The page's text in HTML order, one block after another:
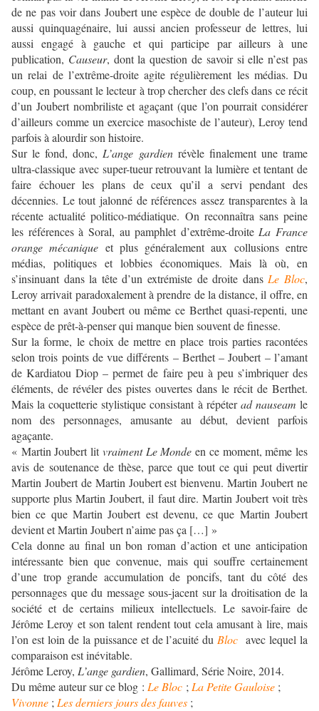
de ne pas voir dans Joubert une espèce de double de l’auteur lui
aussi quinquagénaire, lui aussi ancien professeur de lettres, lui
aussi engagé à gauche et qui participe par ailleurs à une
publication, Causeur, dont la question de savoir si elle n’est pas
un relai de l’extrême-droite agite régulièrement les médias. Du
coup, en poussant le lecteur à trop chercher des clefs dans ce récit
d’un Joubert nombriliste et agaçant (que l’on pourrait considérer
d’ailleurs comme un exercice masochiste de l’auteur), Leroy tend
parfois à alourdir son histoire.
Sur le fond, donc, L’ange gardienrévèle finalement une trame
ultra-classique avec super-tueur retrouvant la lumière et tentant de
faire échouer les plans de ceux qu’il a servi pendant des
décennies. Le tout jalonné de références assez transparentes à la
récente actualité politico-médiatique. On reconnaîtra sans peine
les références à Soral, au pamphlet d’extrême-droite La France
orange mécanique et plus généralement aux collusions entre
médias, politiques et lobbies économiques. Mais là où, en
s’insinuant dans la tête d’un extrémiste de droite dans Le Bloc,
Leroy arrivait paradoxalement à prendre de la distance, il offre, en
mettant en avant Joubert ou même ce Berthet quasi-repenti, une
espèce de prêt-à-penser qui manque bien souvent de finesse.
Sur la forme, le choix de mettre en place trois parties racontées
selon trois points de vue différents – Berthet – Joubert – l’amant
de Kardiatou Diop – permet de faire peu à peu s’imbriquer des
éléments, de révéler des pistes ouvertes dans le récit de Berthet.
Mais la coquetterie stylistique consistant à répéterad nauseam le
nom des personnages, amusante au début, devient parfois
agaçante.
« Martin Joubert litvraiment Le Monde en ce moment, même les
avis de soutenance de thèse, parce que tout ce qui peut divertir
Martin Joubert de Martin Joubert est bienvenu. Martin Joubert ne
supporte plus Martin Joubert, il faut dire. Martin Joubert voit très
bien ce que Martin Joubert est devenu, ce que Martin Joubert
devient et Martin Joubert n’aime pas ça […] »
Cela donne au final un bon roman d’action et une anticipation
intéressante bien que convenue, mais qui souffre certainement
d’une trop grande accumulation de poncifs, tant du côté des
personnages que du message sous-jacent sur la droitisation de la
société et de certains milieux intellectuels. Le savoir-faire de
Jérôme Leroy et son talent rendent tout cela amusant à lire, mais
l’on est loin de la puissance et de l’acuité du Bloc avec lequel la
comparaison est inévitable.
Jérôme Leroy, L’ange gardien, Gallimard, Série Noire, 2014.
Du même auteur sur ce blog : Le Bloc ; La Petite Gauloise ;
Vivonne ; Les derniers jours des fauves ;